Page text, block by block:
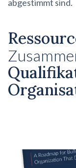
abgestimmt sind.